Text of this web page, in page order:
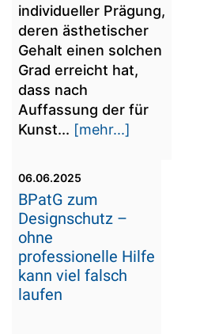
individueller Prägung,
deren ästhetischer
Gehalt einen solchen
Grad erreicht hat,
dass nach
Auffassung der für
Kunst... [mehr...]
06.06.2025
BPatG zum
Designschutz –
ohne
professionelle Hilfe
kann viel falsch
laufen